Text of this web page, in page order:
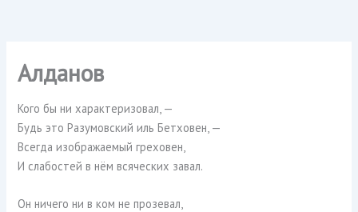
Алданов
Кого бы ни характеризовал, —
Будь это Разумовский иль Бетховен, —
Всегда изображаемый греховен,
И слабостей в нём всяческих завал.
Он ничего ни в ком не прозевал,